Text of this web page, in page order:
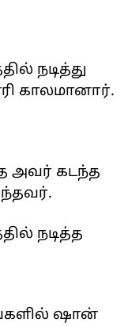
நடித்து
காலமானார்.
அவர் கடந்த
நடித்த
ஷான்